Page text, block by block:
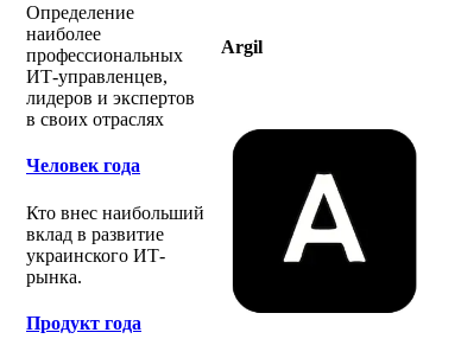
Определение
наиболее
профессиональных
ИТ-управленцев,
лидеров и экспертов
в своих отраслях
Человек года
Кто внес наибольший
вклад в развитие
украинского ИТ-
рынка.
Продукт года
Argil